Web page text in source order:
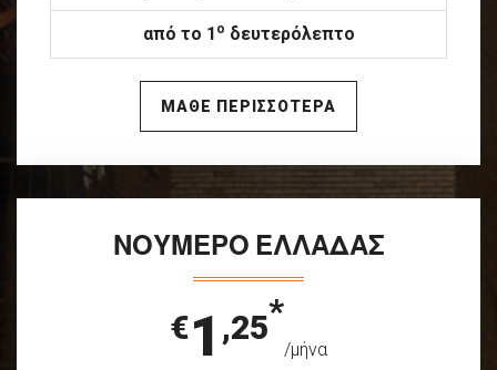
από το 1 ο δευτερόλεπτο
ΜΑΘΕ ΠΕΡΙΣΣΟΤΕΡΑ
ΝΟΥΜΕΡΟ ΕΛΛΑΔΑΣ
€1 ,25*
/μήνα